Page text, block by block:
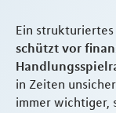
Ein strukturiertes
schützt vor
in Zeiten
immer wichtiger,